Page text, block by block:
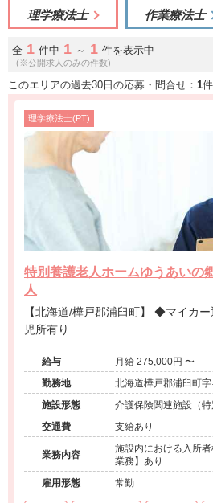
理学療法士 作業療法士
全 1 件中 1 ～ 1 件を表示中
(※公開求人のみの件数)
このエリアの過去30日の応募・問合せ： 1件
理学療法士(PT)
特別養護老人ホームゆうあいの
人
【北海道/樺戸郡浦臼町】 ◆マイカー通勤可◆単身寮有り◆託
児所有り
給与
月給 275,000円 〜
勤務地
北海道樺戸郡浦臼町
施設形態
介護保険関連施設（特
交通費
支給あり
業務内容
施設内における入所
業務】あり
雇用形態
常勤